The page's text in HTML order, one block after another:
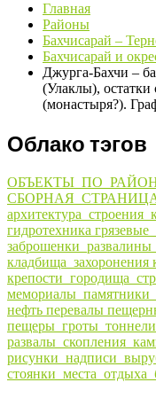
Главная
Районы
Бахчисарай –
Бахчисарай и
Джурга-Бахчи –
(Улаклы), остатки
(монастыря?).
Облако тэгов
гидротехника
кладбища_захоронения
нефть перевалы